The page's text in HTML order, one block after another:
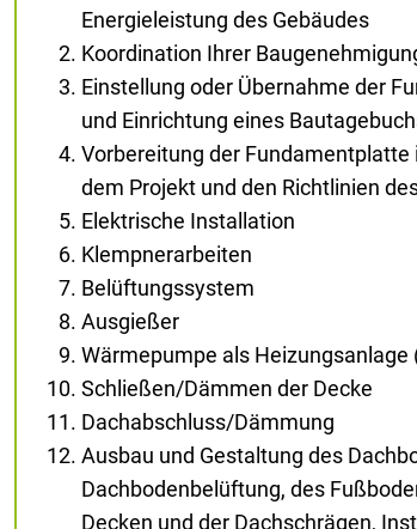
Energieleistung des Gebäudes
Koordination Ihrer
Einstellung oder Übernahme der
und Einrichtung eines
Vorbereitung der
dem Projekt und den Richtlinien
Elektrische Installation
Klempnerarbeiten
Belüftungssystem
Ausgießer
Wärmepumpe als
Schließen/Dämmen der Decke
Dachabschluss/Dämmung
Ausbau und Gestaltung des
Dachbodenbelüftung, des
Decken und der Dachschrägen,